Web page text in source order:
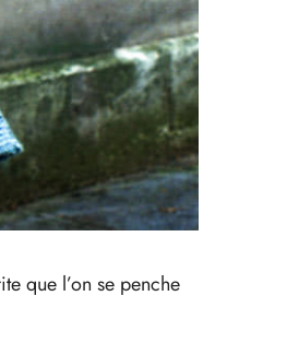
que l’on se penche